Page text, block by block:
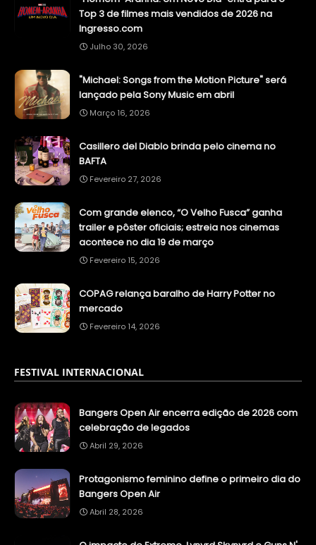
Top 3 de filmes mais vendidos de 2026 na
Ingresso.com
Julho 30, 2026
"Michael: Songs from the Motion Picture" será
lançado pela Sony Music em abril
Março 16, 2026
Casillero del Diablo brinda pelo cinema no
BAFTA
Fevereiro 27, 2026
Com grande elenco, “O Velho Fusca” ganha
trailer e pôster oficiais; estreia nos cinemas
acontece no dia 19 de março
Fevereiro 15, 2026
COPAG relança baralho de Harry Potter no
mercado
Fevereiro 14, 2026
FESTIVAL INTERNACIONAL
Bangers Open Air encerra edição de 2026 com
celebração de legados
Abril 29, 2026
Protagonismo feminino define o primeiro dia do
Bangers Open Air
Abril 28, 2026